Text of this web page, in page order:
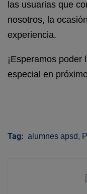
las usuarias que
nosotros, la
experiencia.
¡Esperamos poder
especial en
Tag: alumnes apsd,